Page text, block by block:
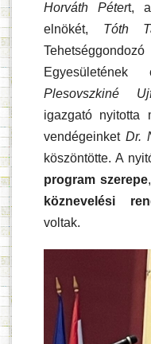
Horváth Pétert,
elnökét, Tóth
Plesovszkiné
igazgató nyitotta
vendégeinket Dr.
köszöntötte. A
program szerepe
köznevelési
voltak.